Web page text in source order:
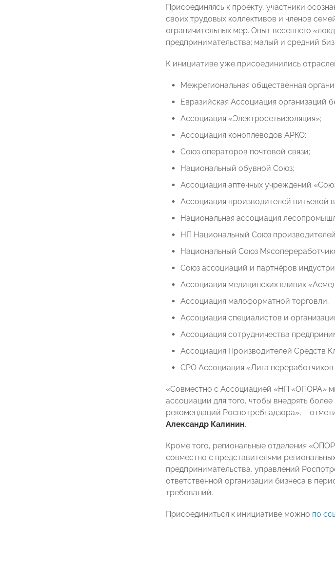
Присоединяясь к проекту, участники
своих трудовых коллективов и членов
ограничительных мер. Опыт весеннего
предпринимательства; малый и средний
К инициативе уже присоединились
Межрегиональная общественная
Евразийская Ассоциация организаций
Ассоциация «Электросетьизоляция»;
Ассоциация коноплеводов АРКО;
Союз операторов почтовой связи;
Национальный обувной Союз;
Ассоциация аптечных учреждений
Ассоциация производителей питьевой
Национальная ассоциация
НП Национальный Союз
Национальный Союз
Союз ассоциаций и партнёров
Ассоциация медицинских клиник
Ассоциация малоформатной торговли;
Ассоциация специалистов и
Ассоциация сотрудничества
Ассоциация Производителей Средств
СРО Ассоциация «Лига переработчиков
«Совместно с Ассоциацией «НП «ОПОРА»
ассоциации для того, чтобы внедрять
рекомендаций Роспотребнадзора», –
Александр Калинин.
Кроме того, региональные отделения
совместно с представителями
предпринимательства, управлений
ответственной организации бизнеса в
требований.
Присоединиться к инициативе можно по